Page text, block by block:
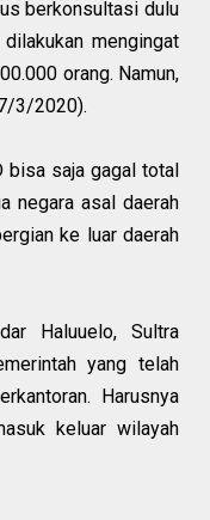
berkonsultasi dulu
mengingat
orang. Namun,
3/2020).
bisa saja gagal total
negara asal daerah
ke luar daerah
Haluuelo, Sultra
yang telah
Harusnya
keluar wilayah